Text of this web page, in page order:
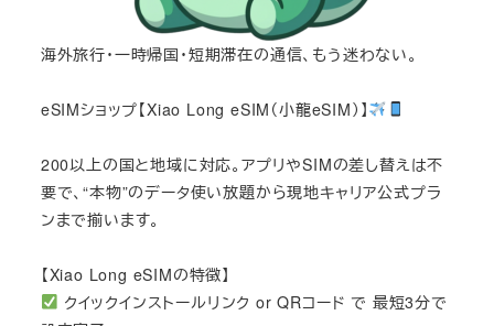
海外旅行・一時帰国・短期滞在の通信、もう迷わない。
eSIMショップ【Xiao Long eSIM（小龍eSIM）】
200以上の国と地域に対応。アプリやSIMの差し替えは不
要で、“本物”のデータ使い放題から現地キャリア公式プラ
ンまで揃います。
【Xiao Long eSIMの特徴】
クイックインストールリンク or QRコード で 最短3分で